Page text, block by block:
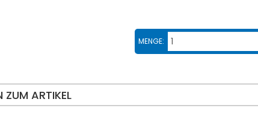
MENGE:
ZUM ARTIKEL